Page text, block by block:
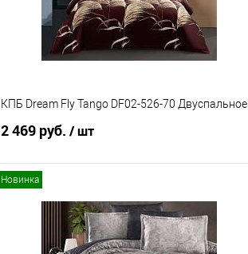
КПБ Dream Fly Tango DF02-526-70 Двуспальное
2 469 руб. / шт
Купить в 1 клик
Сравнение
Новинка